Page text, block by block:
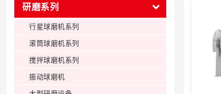
研磨系列
行星球磨机系列
滚筒球磨机系列
搅拌球磨机系列
振动球磨机